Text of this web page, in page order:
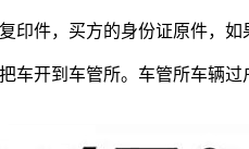
印件，买方的身份证原件，
车开到车管所。车管所车辆过